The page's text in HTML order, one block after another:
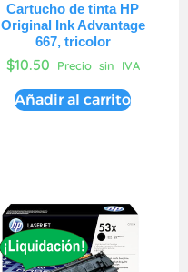
Cartucho de tinta HP
Original Ink Advantage
667, tricolor
$10.50 Precio sin IVA
Añadir al carrito